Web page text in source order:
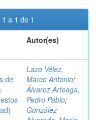
a 1 de 1
Autor(es)
de
Lazo Vélez,
Marco Antonio;
Álvarez Arteaga,
Pedro Pablo;
González